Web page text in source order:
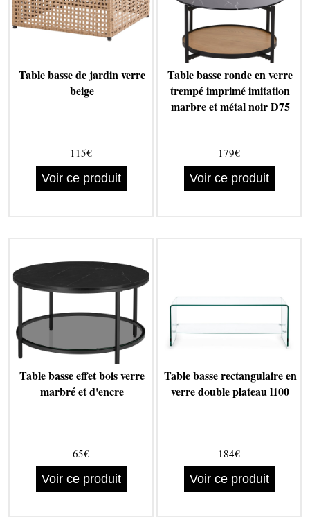
Table basse de jardin verre
beige
115€
Voir ce produit
Table basse ronde en verre
trempé imprimé imitation
marbre et métal noir D75
179€
Voir ce produit
Table basse effet bois verre
marbré et d'encre
65€
Voir ce produit
Table basse rectangulaire en
verre double plateau l100
184€
Voir ce produit